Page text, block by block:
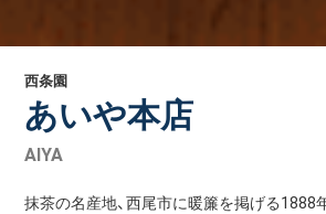
西条園
あいや本店
AIYA
抹茶の名産地、西尾市に暖簾を掲げる1888